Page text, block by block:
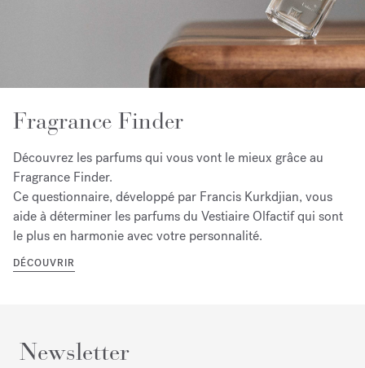
Fragrance Finder
Découvrez les parfums qui vous vont le mieux grâce au
Fragrance Finder.
Ce questionnaire, développé par Francis Kurkdjian, vous
aide à déterminer les parfums du Vestiaire Olfactif qui sont
le plus en harmonie avec votre personnalité.
DÉCOUVRIR
Newsletter